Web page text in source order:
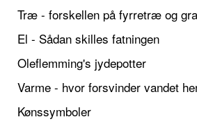
Træ - forskellen på fyrretræ og
El - Sådan skilles fatningen
Oleflemming's jydepotter
Varme - hvor forsvinder vandet
Kønssymboler